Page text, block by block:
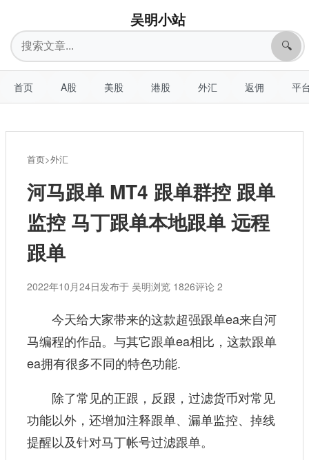
吴明小站
搜
索
🔍
首页 A股 美股 港股 外汇 返佣 平
首页>外汇
河马跟单 MT4 跟单群控 跟单
监控 马丁跟单本地跟单 远程
跟单
2022年10月24日发布于 吴明浏览 1826评论 2
今天给大家带来的这款超强跟单ea来自河
马编程的作品。与其它跟单ea相比，这款跟单
ea拥有很多不同的特色功能.
除了常见的正跟，反跟，过滤货币对常见
功能以外，还增加注释跟单、漏单监控、掉线
提醒以及针对马丁帐号过滤跟单。